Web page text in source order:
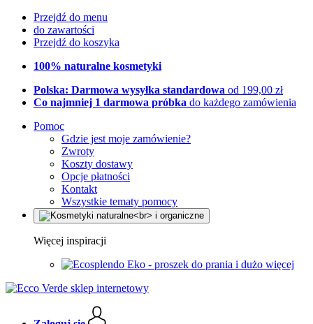
Przejdź do menu
do zawartości
Przejdź do koszyka
100% naturalne kosmetyki
Polska: Darmowa wysyłka standardowa od 199,00 zł
Co najmniej 1 darmowa próbka do każdego zamówienia
Pomoc
Gdzie jest moje zamówienie?
Zwroty
Koszty dostawy
Opcje płatności
Kontakt
Wszystkie tematy pomocy
Więcej inspiracji
Eko - proszek do prania i dużo więcej